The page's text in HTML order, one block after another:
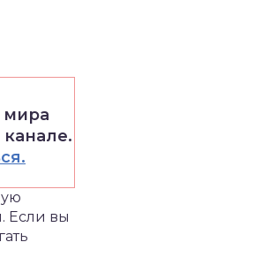
мира
Если вы